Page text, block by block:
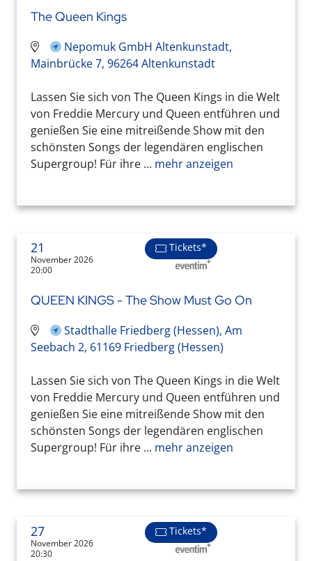
The Queen Kings
Nepomuk GmbH Altenkunstadt,
Mainbrücke 7, 96264 Altenkunstadt
Lassen Sie sich von The Queen Kings in die Welt
von Freddie Mercury und Queen entführen und
genießen Sie eine mitreißende Show mit den
schönsten Songs der legendären englischen
Supergroup! Für ihre ... mehr anzeigen
21
November 2026
20:00
Tickets*
QUEEN KINGS - The Show Must Go On
Stadthalle Friedberg (Hessen), Am
Seebach 2, 61169 Friedberg (Hessen)
Lassen Sie sich von The Queen Kings in die Welt
von Freddie Mercury und Queen entführen und
genießen Sie eine mitreißende Show mit den
schönsten Songs der legendären englischen
Supergroup! Für ihre ... mehr anzeigen
27
November 2026
20:30
Tickets*